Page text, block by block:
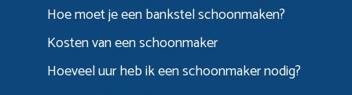
Hoe moet je een bankstel schoonmaken?
Kosten van een schoonmaker
Hoeveel uur heb ik een schoonmaker nodig?